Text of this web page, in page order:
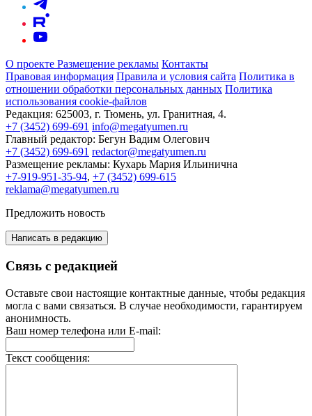
О проекте Размещение рекламы Контакты
Правовая информация Правила и условия сайта Политика в
отношении обработки персональных данных Политика
использования cookie-файлов
Редакция: 625003, г. Тюмень, ул. Гранитная, 4.
+7 (3452) 699-691 info@megatyumen.ru
Главный редактор: Бегун Вадим Олегович
+7 (3452) 699-691 redactor@megatyumen.ru
Размещение рекламы: Кухарь Мария Ильинична
+7-919-951-35-94, +7 (3452) 699-615
reklama@megatyumen.ru
Предложить новость
Написать в редакцию
Связь с редакцией
Оставьте свои настоящие контактные данные, чтобы редакция
могла с вами связаться. В случае необходимости, гарантируем
анонимность.
Ваш номер телефона или E-mail:
Текст сообщения: